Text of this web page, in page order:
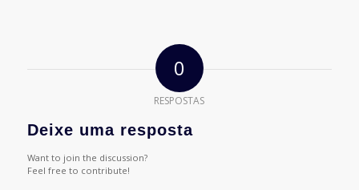
0
RESPOSTAS
Deixe uma resposta
Want to join the discussion?
Feel free to contribute!